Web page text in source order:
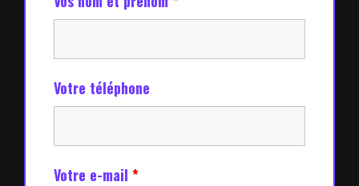
Votre téléphone
Votre e-mail *